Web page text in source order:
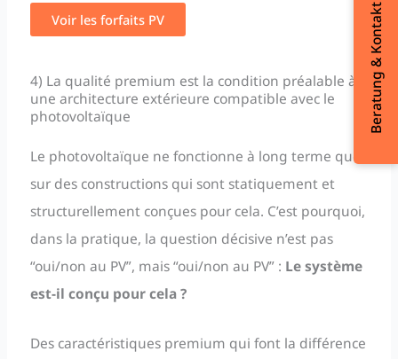
Voir les forfaits PV
4) La qualité premium est la condition préalable à
une architecture extérieure compatible avec le
photovoltaïque
Le photovoltaïque ne fonctionne à long terme que
sur des constructions qui sont statiquement et
structurellement conçues pour cela. C’est pourquoi,
dans la pratique, la question décisive n’est pas
“oui/non au PV”, mais “oui/non au PV” : Le système
est-il conçu pour cela ?
Des caractéristiques premium qui font la différence
Beratung & Kontakt